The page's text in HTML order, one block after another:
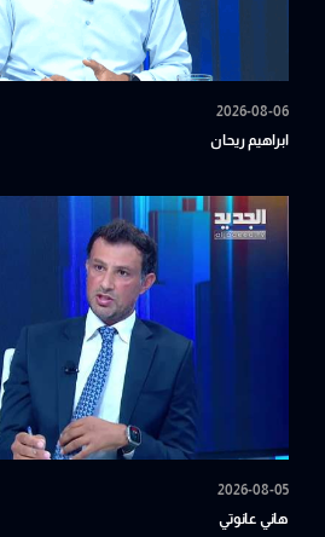
2026-08-06
ابراهيم ريحان
2026-08-05
هاني عانوتي